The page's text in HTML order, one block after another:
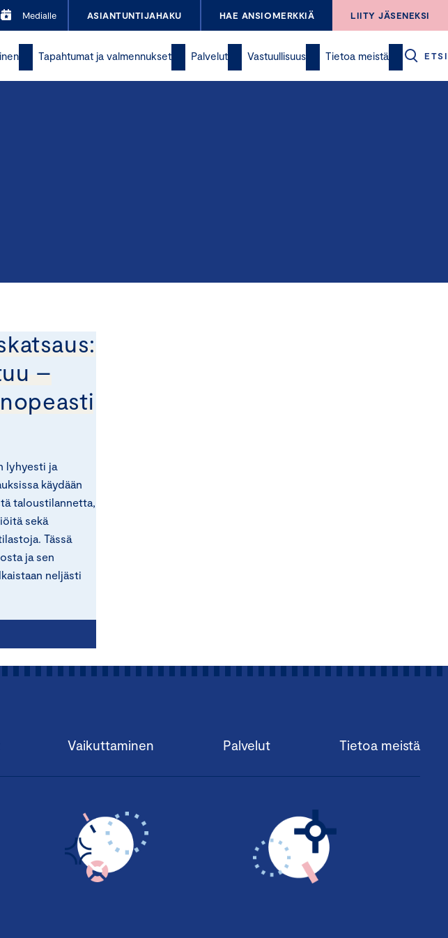
Medialle ASIANTUNTIJAHAKU HAE ANSIOMERKKIÄ LIITY JÄSENEKSI
Tapahtumat ja valmennukset Palvelut Vastuullisuus Tietoa meistä ETSI
–
lyhyesti ja
käydään
taloustilannetta,
sekä
Tässä
ja sen
neljästi
Vaikuttaminen Palvelut Tietoa meistä